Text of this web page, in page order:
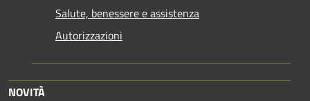
Salute, benessere e assistenza
Autorizzazioni
NOVITÀ